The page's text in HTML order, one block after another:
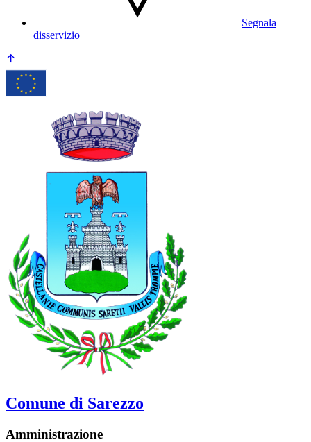
Segnala
disservizio
Comune di Sarezzo
Amministrazione